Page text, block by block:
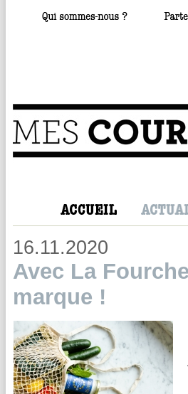
16.11.2020
Avec La
marque !